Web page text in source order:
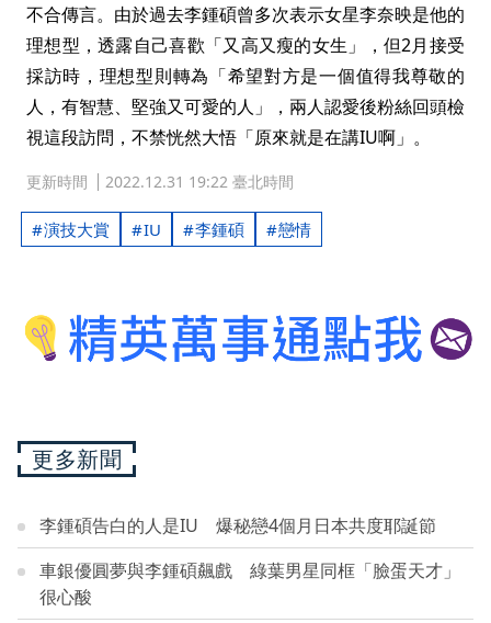
不合傳言。由於過去李鍾碩曾多次表示女星李奈映是他的
理想型，透露自己喜歡「又高又瘦的女生」，但2月接受
採訪時，理想型則轉為「希望對方是一個值得我尊敬的
人，有智慧、堅強又可愛的人」，兩人認愛後粉絲回頭檢
視這段訪問，不禁恍然大悟「原來就是在講IU啊」。
更新時間 2022.12.31 19:22 臺北時間
演技大賞 IU 李鍾碩 戀情
更多新聞
李鍾碩告白的人是IU 爆秘戀4個月日本共度耶誕節
車銀優圓夢與李鍾碩飆戲 綠葉男星同框「臉蛋天才」
很心酸